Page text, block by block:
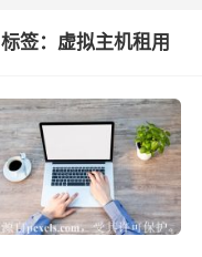
标签：虚拟主机租用